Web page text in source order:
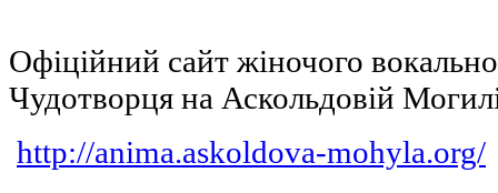
Офіційний сайт жіночого
Чудотворця на Аскольдовій
http://anima.askoldova-mohyla.org/